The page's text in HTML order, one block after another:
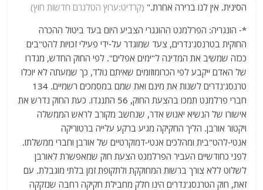
הסינית. אין לנו ברירה אחרת." (קרדיט:ערוץ הטלגרם חדשות חוץ)
*- הונגריה: הפרלמנט ההונגרי הצביע היום בעד ביטול ההכרה
החוקית בטרנסג'נדרים, צעד שמוגדר על-ידי פעילי זכויות להט"בים
ככזה שמשיב את המדינה ל"ימים אפלים". לפי החוק החדש, מגדרו
של האדם ייקבע לפי הכרומוזומים שאיתם נולד, כך שמעתה לא יוכלו
טרנסג'נדרים לשנות את מינם ואת שמם במסמכים רשמיים. 134
חברי פרלמנט תמכו בהצעת החוק, 56 התנגדו. כעת החוק נדרש את
אישורו של הנשיא יאנוש אדר, שנחשב מקורב לראש הממשלה
ויקטור אורבן. הליך החקיקה מגיע ברקע עלייה ברטוריקה
אנטי-להט"בית ומהלכים אנטי-דמוקרטיים של אורבן וחברי ממשלתו.
לפני כחודשיים העביר הפרלמנט הצעת חוק שמאפשרת לאורבן
לשלוט ללא צורך ברשות המחוקקת ולתקופת זמן בלתי מוגבלת. עם
זאת, חוק הטרנסג'נדרים הינו חלק מחבילת חקיקה רחבה שנזקקה